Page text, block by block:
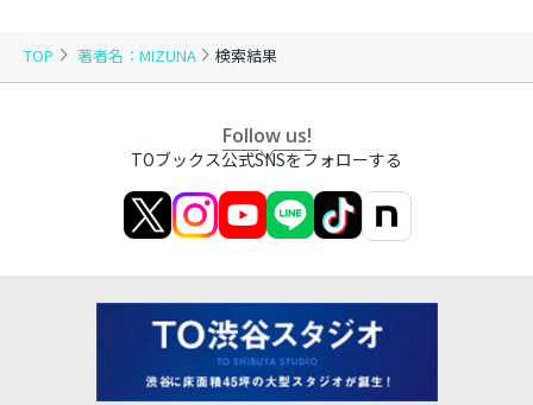
TOP 著者名：MIZUNA 検索結果
Follow us!
TOブックス公式SNSをフォローする